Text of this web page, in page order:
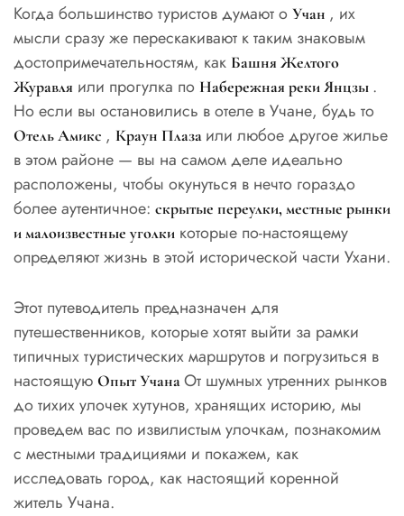
Когда большинство туристов думают о Учан , их
мысли сразу же перескакивают к таким знаковым
достопримечательностям, как Башня Желтого
Журавля или прогулка по Набережная реки Янцзы .
Но если вы остановились в отеле в Учане, будь то
Отель Амикс , Краун Плаза или любое другое жилье
в этом районе — вы на самом деле идеально
расположены, чтобы окунуться в нечто гораздо
более аутентичное: скрытые переулки, местные рынки
и малоизвестные уголки которые по-настоящему
определяют жизнь в этой исторической части Ухани.
Этот путеводитель предназначен для
путешественников, которые хотят выйти за рамки
типичных туристических маршрутов и погрузиться в
настоящую Опыт УчанаОт шумных утренних рынков
до тихих улочек хутунов, хранящих историю, мы
проведем вас по извилистым улочкам, познакомим
с местными традициями и покажем, как
исследовать город, как настоящий коренной
житель Учана.